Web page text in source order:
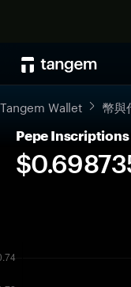
Tangem Wallet 幣與
Pepe Inscriptions